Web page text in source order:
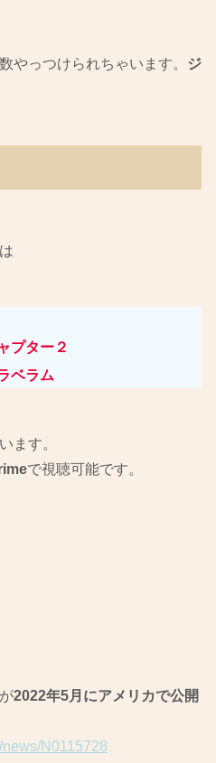
やっつけられちゃいます。 ジ
は
プター２
ベラム
ます。
で視聴可能です。
2022年5月にアメリカで公開
N0115728